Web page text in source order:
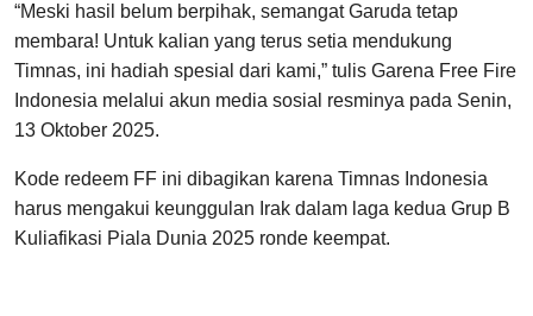
“Meski hasil belum berpihak, semangat Garuda tetap
membara! Untuk kalian yang terus setia mendukung
Timnas, ini hadiah spesial dari kami,” tulis Garena Free Fire
Indonesia melalui akun media sosial resminya pada Senin,
13 Oktober 2025.
Kode redeem FF ini dibagikan karena Timnas Indonesia
harus mengakui keunggulan Irak dalam laga kedua Grup B
Kuliafikasi Piala Dunia 2025 ronde keempat.